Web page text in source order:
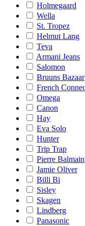
Holmegaard
Wella
St. Tropez
Helmut Lang
Teva
Armani Jeans
Salomon
Bruuns Bazaar
French
Omega
Canon
Hay
Eva Solo
Hunter
Trip Trap
Pierre Balmain
Jamie Oliver
Billi Bi
Sisley
Skagen
Lindberg
Panasonic